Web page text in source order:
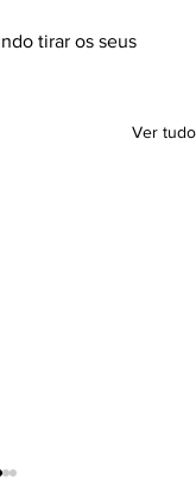
tirar os seus
Ver tudo